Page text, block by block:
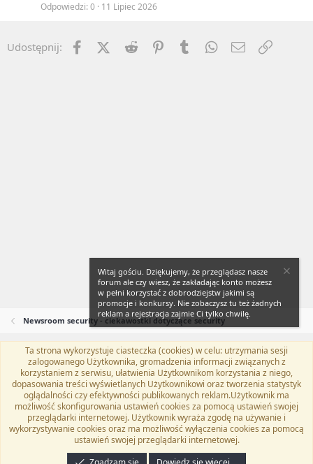
Odpowiedzi 0 11 Lipiec 2026
Udostępnij: FacebookX (Twitter)
Reddit PinterestTumblr WhatsApp
Email
Newsroom security - ciekawostki dotyczące security
Flat Awesome + (Parent DO NOT EDIT)
Polski (PL)
Kontakt
Regulamin Polityka prywatności Pomoc
TwitterKontakt
RSS
Community platform by XenForo® © 2010-2024 XenForo Ltd.
programyzadarmo.net.pl . | Xenforo Add-ons
Witaj gościu. Dziękujemy, że przeglądasz nasze
forum ale czy wiesz, że zakładając konto możesz
w pełni korzystać z dobrodziejstw jakimi są
promocje i konkursy. Nie zobaczysz tu też żadnych
reklam a rejestracja zajmie Ci tylko chwilę.
Ta strona wykorzystuje ciasteczka (cookies) w celu: utrzymania sesji
zalogowanego Użytkownika, gromadzenia informacji związanych z
korzystaniem z serwisu, ułatwienia Użytkownikom korzystania z niego,
dopasowania treści wyświetlanych Użytkownikowi oraz tworzenia statystyk
oglądalności czy efektywności publikowanych reklam.Użytkownik ma
możliwość skonfigurowania ustawień cookies za pomocą ustawień swojej
przeglądarki internetowej. Użytkownik wyraża zgodę na używanie i
wykorzystywanie cookies oraz ma możliwość wyłączenia cookies za pomocą
ustawień swojej przeglądarki internetowej.